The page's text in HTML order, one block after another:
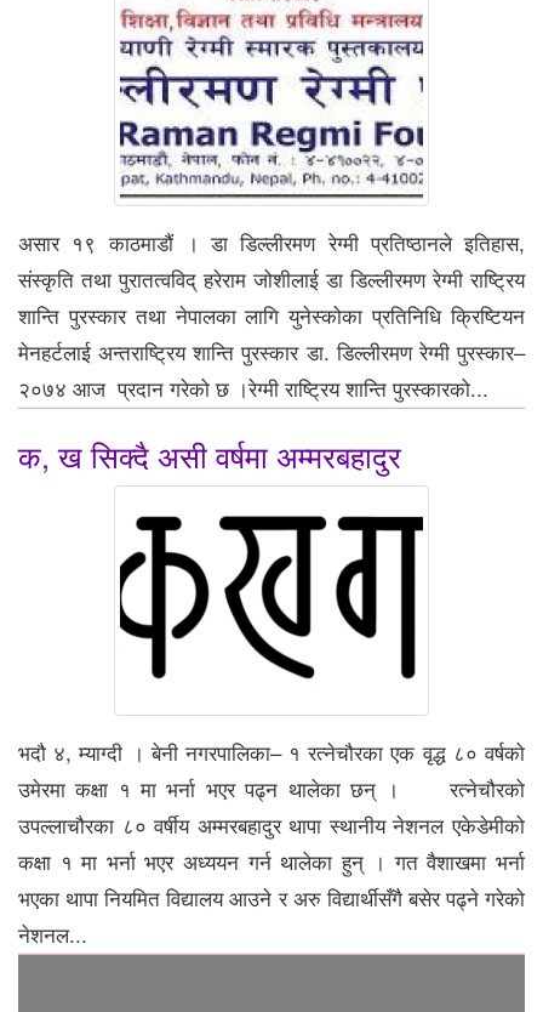
असार १९ काठमाडौं । डा डिल्लीरमण रेग्मी प्रतिष्ठानले इतिहास,
संस्कृति तथा पुरातत्वविद् हरेराम जोशीलाई डा डिल्लीरमण रेग्मी राष्ट्रिय
शान्ति पुरस्कार तथा नेपालका लागि युनेस्कोका प्रतिनिधि क्रिष्टियन
मेनहर्टलाई अन्तराष्ट्रिय शान्ति पुरस्कार डा. डिल्लीरमण रेग्मी पुरस्कार–
२०७४ आज प्रदान गरेको छ ।रेग्मी राष्ट्रिय शान्ति पुरस्कारको...
क, ख सिक्दै असी वर्षमा अम्मरबहादुर
भदौ ४, म्याग्दी । बेनी नगरपालिका– १ रत्नेचौरका एक वृद्ध ८० वर्षको
उमेरमा कक्षा १ मा भर्ना भएर पढ्न थालेका छन् । रत्नेचौरको
उपल्लाचौरका ८० वर्षीय अम्मरबहादुर थापा स्थानीय नेशनल एकेडेमीको
कक्षा १ मा भर्ना भएर अध्ययन गर्न थालेका हुन् । गत वैशाखमा भर्ना
भएका थापा नियमित विद्यालय आउने र अरु विद्यार्थीसँगै बसेर पढ्ने गरेको
नेशनल...